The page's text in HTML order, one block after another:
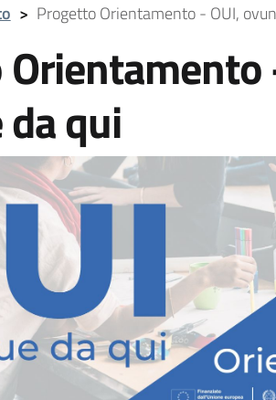
> Progetto Orientamento - OUI,
qui